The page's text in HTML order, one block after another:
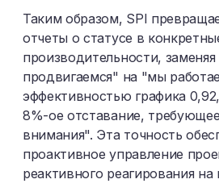
Таким образом, SPI
отчеты о статусе в
производительности,
продвигаемся" на "мы
эффективностью графика
8%-ое отставание,
внимания". Эта точность
проактивное управление
реактивного реагирования на